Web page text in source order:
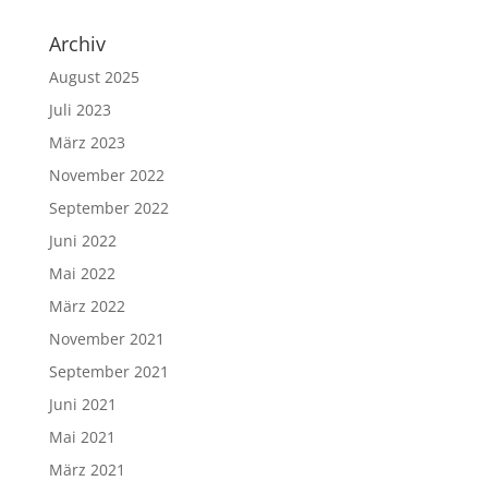
Archiv
August 2025
Juli 2023
März 2023
November 2022
September 2022
Juni 2022
Mai 2022
März 2022
November 2021
September 2021
Juni 2021
Mai 2021
März 2021